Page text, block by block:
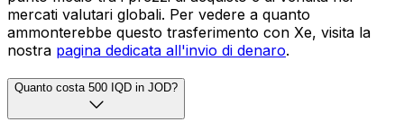
mercati valutari globali. Per vedere a quanto
ammonterebbe questo trasferimento con Xe, visita la
nostra pagina dedicata all'invio di denaro.
Quanto costa 500 IQD in JOD?